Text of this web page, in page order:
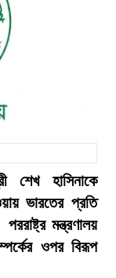
শেখ হাসিনাকে
ভারতের প্রতি
মন্ত্রণালয়
ওপর বিরূপ